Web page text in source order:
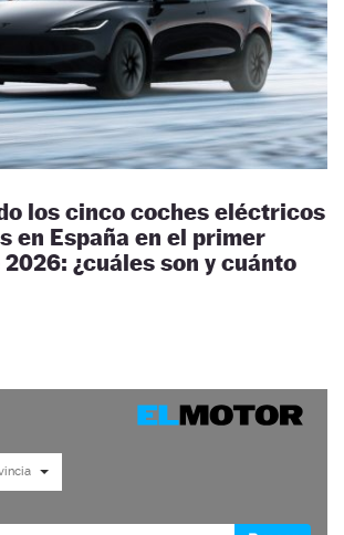
los cinco coches eléctricos
en España en el primer
¿cuáles son y cuánto